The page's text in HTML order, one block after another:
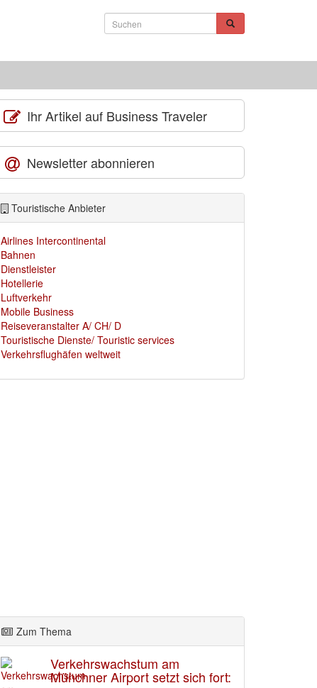
Ihr Artikel auf Business Traveler
Newsletter abonnieren
Touristische Anbieter
Airlines Intercontinental
Bahnen
Dienstleister
Hotellerie
Luftverkehr
Mobile Business
Reiseveranstalter A/ CH/ D
Touristische Dienste/ Touristic services
Verkehrsflughäfen weltweit
Zum Thema
Verkehrswachstum am
Münchner Airport setzt sich fort: